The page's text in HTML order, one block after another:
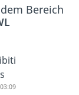
Bereich